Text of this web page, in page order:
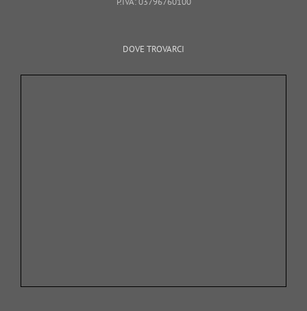
DOVE TROVARCI